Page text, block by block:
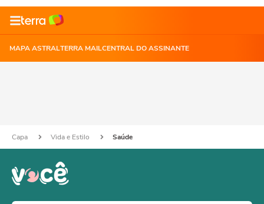
MAPA ASTRALTERRA MAILCENTRAL DO ASSINANTE
Capa Vida e Estilo Saúde